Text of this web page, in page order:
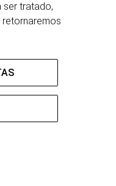
ser tratado,